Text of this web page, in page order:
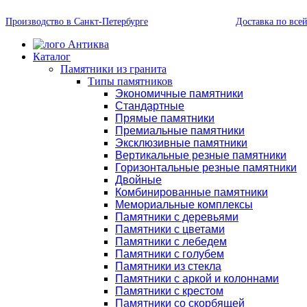
Производство в Санкт-Петербурге Доставка по
Каталог
Памятники из гранита
Типы памятников
Экономичные памятники
Стандартные
Прямые памятники
Премиальные памятники
Эксклюзивные памятники
Вертикальные резные памятники
Горизонтальные резные памятники
Двойные
Комбинированные памятники
Мемориальные комплексы
Памятники с деревьями
Памятники с цветами
Памятники с лебедем
Памятники с голубем
Памятники из стекла
Памятники с аркой и колоннами
Памятники с крестом
Памятники со скорбящей